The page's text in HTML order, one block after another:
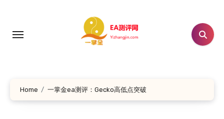
Home 一掌金ea测评：Gecko高低点突破